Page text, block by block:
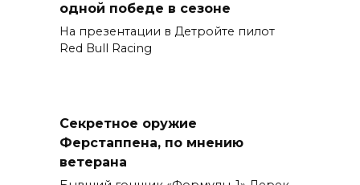
одной победе в сезоне
На презентации в Детройте пилот
Red Bull Racing
Секретное оружие
Ферстаппена, по мнению
ветерана